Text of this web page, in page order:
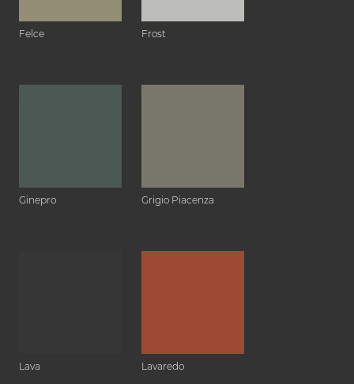
Felce Frost
Ginepro Grigio Piacenza
Lava Lavaredo